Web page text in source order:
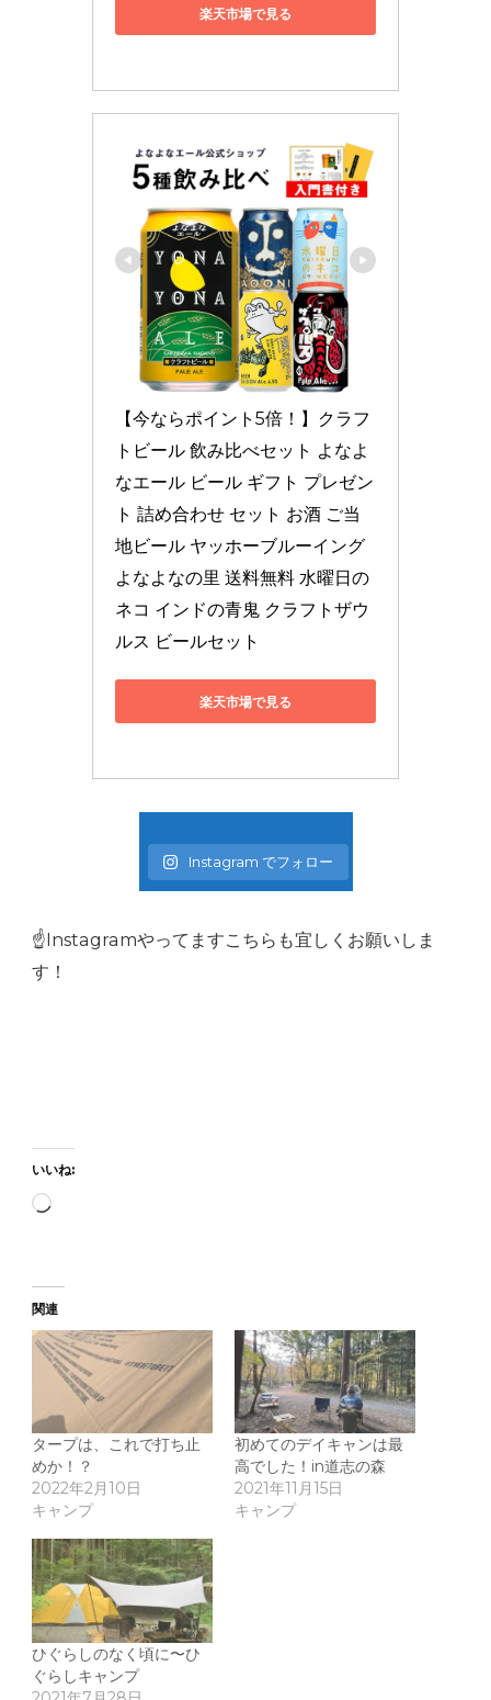
楽天市場で見る
【今ならポイント5倍！】クラフ
トビール 飲み比べセット よなよ
なエール ビール ギフト プレゼン
ト 詰め合わせ セット お酒 ご当
地ビール ヤッホーブルーイング
よなよなの里 送料無料 水曜日の
ネコ インドの青鬼 クラフトザウ
ルス ビールセット
楽天市場で見る
Instagram でフォロー
☝️Instagramやってますこちらも宜しくお願いしま
す！
いいね:
読
み
中…
関連
タープは、これで打ち止
めか！？
2022年2月10日
キャンプ
初めてのデイキャンは最
高でした！in道志の森
2021年11月15日
キャンプ
ひぐらしのなく頃に〜ひ
ぐらしキャンプ